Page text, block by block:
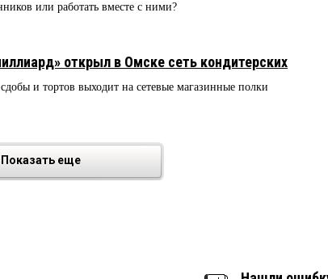
или работать вместе с ними?
открыл в Омске сеть кондитерских
и тортов выходит на сетевые магазинные полки
Показать еще